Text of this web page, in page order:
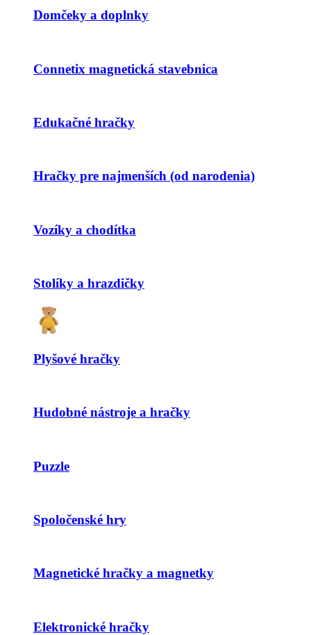
Domčeky a doplnky
Connetix magnetická stavebnica
Edukačné hračky
Hračky pre najmenších (od narodenia)
Vozíky a chodítka
Stolíky a hrazdičky
Plyšové hračky
Hudobné nástroje a hračky
Puzzle
Spoločenské hry
Magnetické hračky a magnetky
Elektronické hračky